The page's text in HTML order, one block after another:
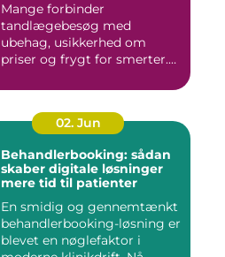
Mange forbinder
tandlægebesøg med
ubehag, usikkerhed om
priser og frygt for smerter.
02. Jun
Behandlerbooking: sådan
skaber digitale løsninger
mere tid til patienter
En smidig og gennemtænkt
behandlerbooking-løsning er
blevet en nøglefaktor i